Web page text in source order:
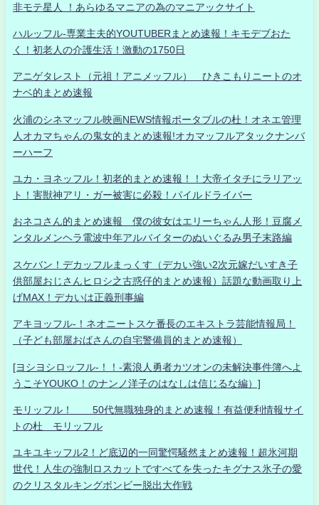
非モテ星人 ！あらゆるマニアの為のマニアックサイト
ハルッフル-専業主夫的YOUTUBERまとめ速報！キモデブおた
く！初老人の介護生活！激動の1750日
アニゲタレスト（元祖！アニメッフル） ひきこもりニートのオ
ナベ的まとめ速報
火浦のシネマッフル映画NEWS情報ポータブルの杜！オネエ管理
人オカマちゃんの鬼女的まとめ速報!オカマッフルアタックナンバ
ーハーフ
ユカ・ヨネッフル！初老的まとめ速報！！大帝イタチにラリアッ
ト！害獣神アリ・ガー被害に必殺！パイルドライバー
おネコさん的まとめ速報 僕の彼女はエリーちゃん人形！豆腐メ
ンタルメンヘラ電波中年アルバイターのぬいぐるみ男子末路編
スケバン！デカッフルまっくす（デカい強い2次元嫁だいすき子
供部屋おじさんヒロシ之古惑仔的まとめ速報）話題な動画取り上
げMAX！デカいは正義刑事編
アキヨッフル-！ネオニートスケ番長のエキストラ芸能情報局！
（子ども部屋おばさんの自宅警備員的まとめ速報）
[ヨシヨシロッフル-！！-素浪人勇者カツオンの未解決事件簿へよ
うこそYOUKO！のナンノ洋子のはなしは信じるな編）]
モリッフル！ 50代無職独身的まとめ速報！有益便利情報サイ
トの杜 モリッフル
ユキユキッフル2！ど底辺的一同驚愕騒然まとめ速報！超氷河期
世代！人生の強制ロスカットですべてを失ったキグナス氷子の愛
のクリスタルキングボンビー脱出大作戦